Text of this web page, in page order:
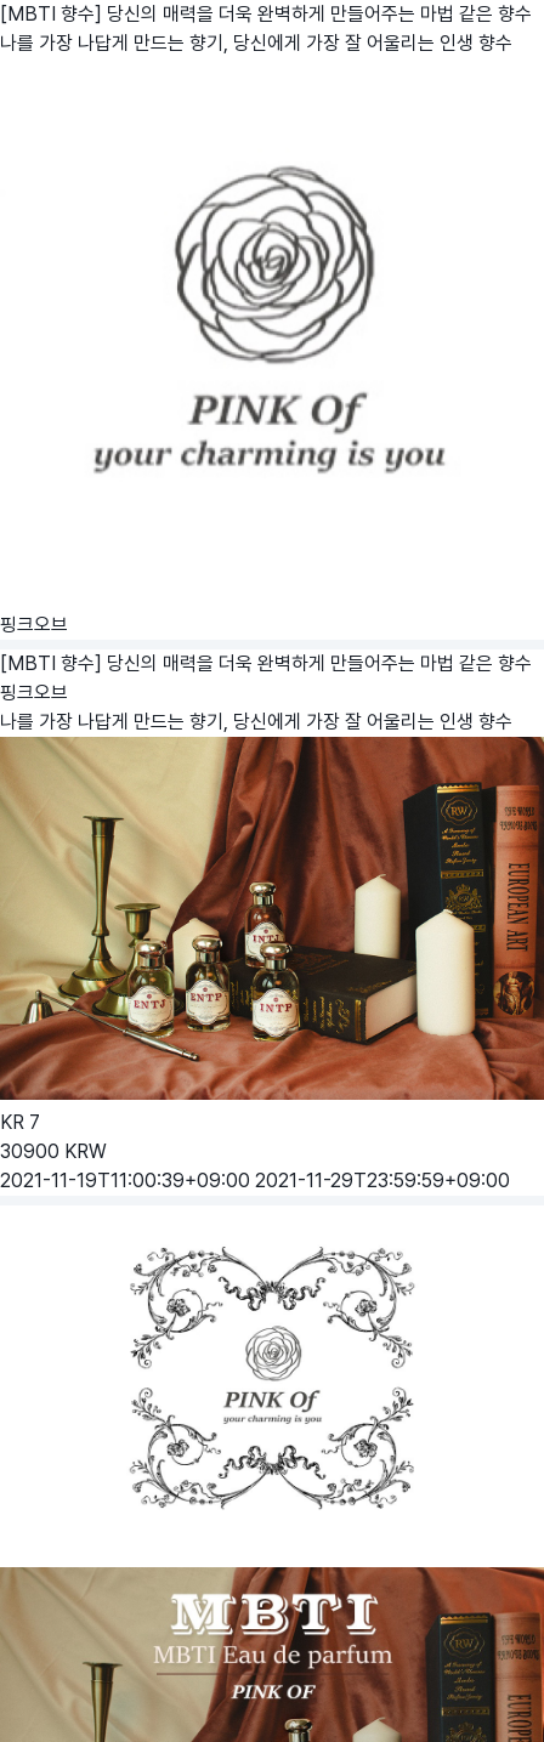
[MBTI 향수] 당신의 매력을 더욱 완벽하게 만들어주는 마법 같은 향수
나를 가장 나답게 만드는 향기, 당신에게 가장 잘 어울리는 인생 향수
핑크오브
[MBTI 향수] 당신의 매력을 더욱 완벽하게 만들어주는 마법 같은 향수
핑크오브
나를 가장 나답게 만드는 향기, 당신에게 가장 잘 어울리는 인생 향수
KR 7
30900 KRW
2021-11-19T11:00:39+09:00 2021-11-29T23:59:59+09:00